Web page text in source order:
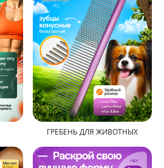
ГРЕБЕНЬ ДЛЯ ЖИВОТНЫХ